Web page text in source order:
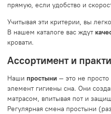
прямую, если удобство и
Учитывая эти критерии, вы
В нашем каталоге вас ждут
кровати.
Ассортимент и
Наши простыни — это не
элемент гигиены сна. Они
матрасом, впитывая пот и
Регулярная смена простыни